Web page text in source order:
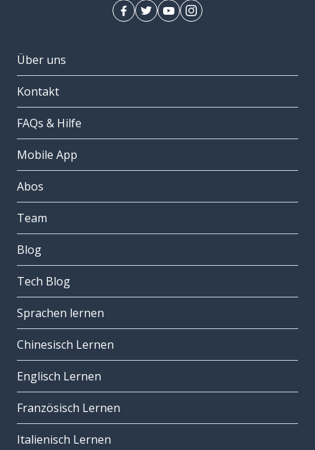
Über uns
Kontakt
FAQs & Hilfe
Mobile App
Abos
Team
Blog
Tech Blog
Sprachen lernen
Chinesisch Lernen
Englisch Lernen
Französisch Lernen
Italienisch Lernen